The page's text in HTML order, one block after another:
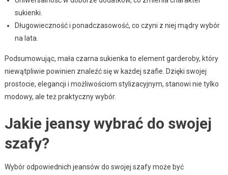
sukienki.
Długowieczność i ponadczasowość, co czyni z niej mądry wybór
na lata.
Podsumowując, mała czarna sukienka to element garderoby, który
niewątpliwie powinien znaleźć się w każdej szafie. Dzięki swojej
prostocie, elegancji i możliwościom stylizacyjnym, stanowi nie tylko
modowy, ale też praktyczny wybór.
Jakie jeansy wybrać do swojej
szafy?
Wybór odpowiednich jeansów do swojej szafy może być